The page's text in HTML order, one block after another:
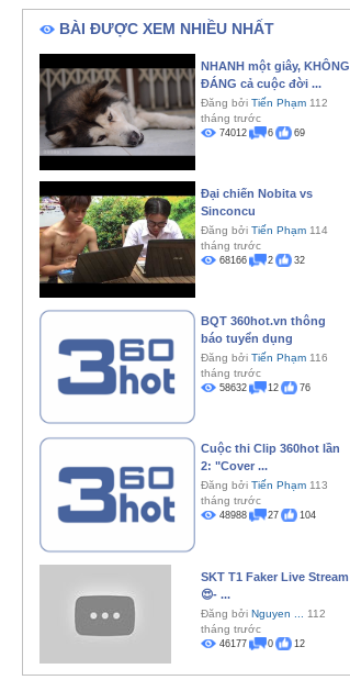
BÀI ĐƯỢC XEM NHIỀU NHẤT
NHANH một giây, KHÔNG
ĐÁNG cả cuộc đời ...
Đăng bởi Tiến Phạm112
tháng trước
74012 6 69
Đại chiến Nobita vs
Sinconcu
Đăng bởi Tiến Phạm114
tháng trước
68166 2 32
BQT 360hot.vn thông
báo tuyển dụng
Đăng bởi Tiến Phạm116
tháng trước
58632 12 76
Cuộc thi Clip 360hot lần
2: "Cover ...
Đăng bởi Tiến Phạm113
tháng trước
48988 27 104
SKT T1 Faker Live Stream
😍- ...
Đăng bởi Nguyen ...
112
tháng trước
46177 0 12